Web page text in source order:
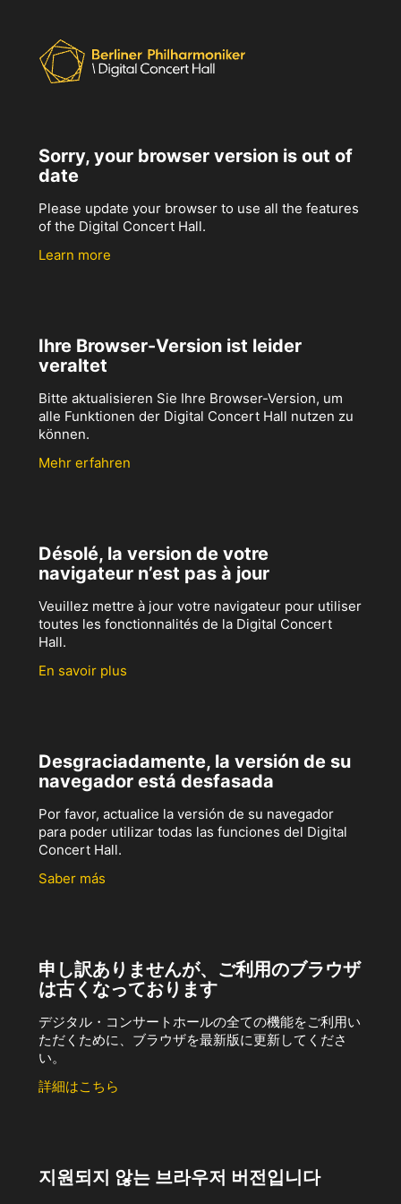
Sorry, your browser version is out of
date
Please update your browser to use all the features
of the Digital Concert Hall.
Learn more
Ihre Browser-Version ist leider
veraltet
Bitte aktualisieren Sie Ihre Browser-Version, um
alle Funktionen der Digital Concert Hall nutzen zu
können.
Mehr erfahren
Désolé, la version de votre
navigateur n’est pas à jour
Veuillez mettre à jour votre navigateur pour utiliser
toutes les fonctionnalités de la Digital Concert
Hall.
En savoir plus
Desgraciadamente, la versión de su
navegador está desfasada
Por favor, actualice la versión de su navegador
para poder utilizar todas las funciones del Digital
Concert Hall.
Saber más
申し訳ありませんが、ご利用のブラウザ
は古くなっております
デジタル・コンサートホールの全ての機能をご利用い
ただくために、ブラウザを最新版に更新してくださ
い。
詳細はこちら
지원되지 않는 브라우저 버전입니다